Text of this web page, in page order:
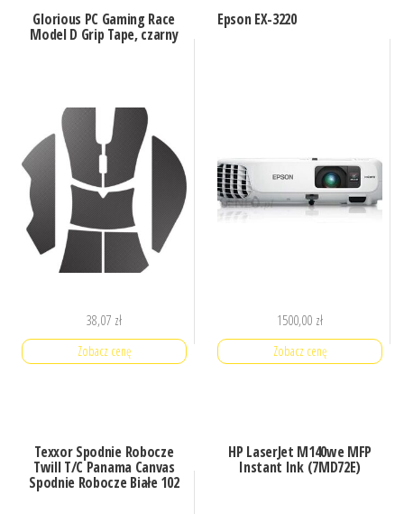
Glorious PC Gaming Race
Model D Grip Tape, czarny
38,07 zł
Zobacz cenę
Epson EX-3220
1500,00 zł
Zobacz cenę
Texxor Spodnie Robocze
Twill T/C Panama Canvas
Spodnie Robocze Białe 102
HP LaserJet M140we MFP
Instant Ink (7MD72E)